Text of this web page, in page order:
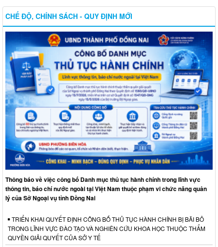
CHẾ ĐỘ, CHÍNH SÁCH - QUY ĐỊNH MỚI
Thông báo về việc công bố Danh mục thủ tục hành chính trong lĩnh vực
thông tin, báo chí nước ngoài tại Việt Nam thuộc phạm vi chức năng quản
lý của Sở Ngoại vụ tỉnh Đồng Nai
TRIỂN KHAI QUYẾT ĐỊNH CÔNG BỐ THỦ TỤC HÀNH CHÍNH BỊ BÃI BỎ
TRONG LĨNH VỰC ĐÀO TẠO VÀ NGHIÊN CỨU KHOA HỌC THUỘC THẨM
QUYỀN GIẢI QUYẾT CỦA SỞ Y TẾ